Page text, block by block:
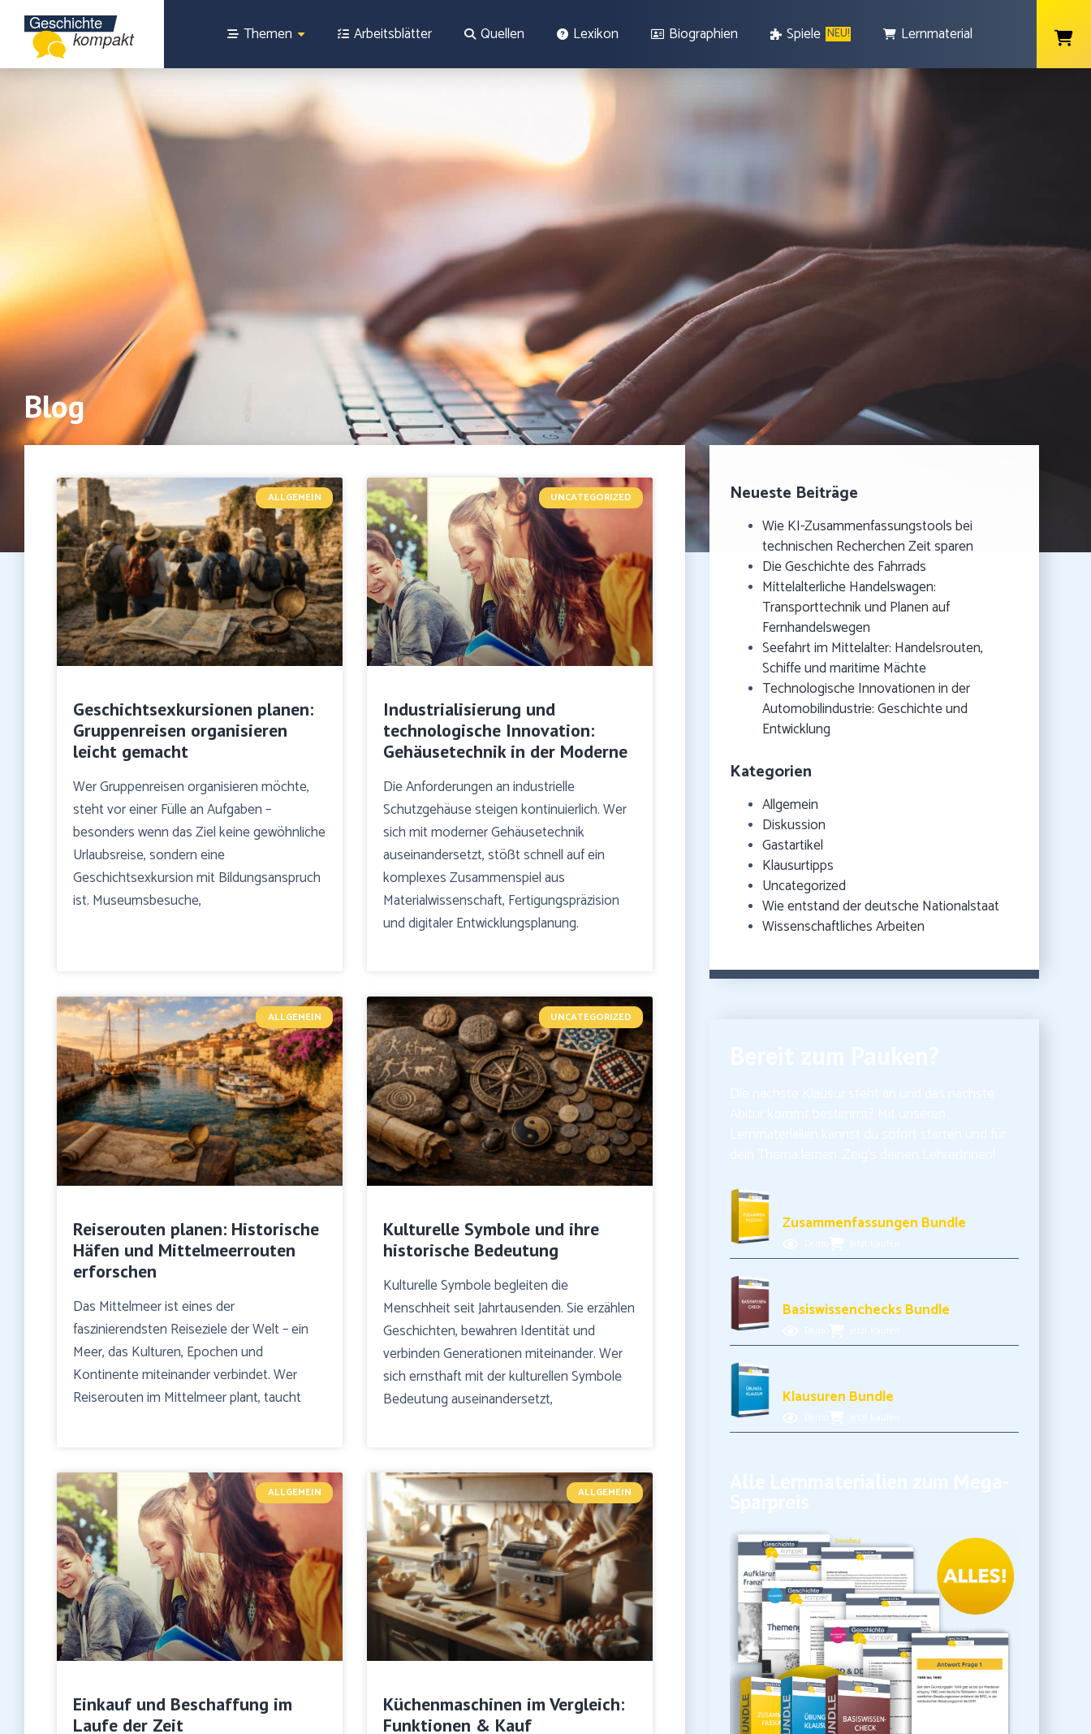
Themen Arbeitsblätter Quellen Lexikon Biographien Spiele NEU! Lernmaterial
Blog
ALLGEMEIN
Geschichtsexkursionen planen:
Gruppenreisen organisieren
leicht gemacht
Wer Gruppenreisen organisieren möchte,
steht vor einer Fülle an Aufgaben –
besonders wenn das Ziel keine gewöhnliche
Urlaubsreise, sondern eine
Geschichtsexkursion mit Bildungsanspruch
ist. Museumsbesuche,
UNCATEGORIZED
Industrialisierung und
technologische Innovation:
Gehäusetechnik in der Moderne
Die Anforderungen an industrielle
Schutzgehäuse steigen kontinuierlich. Wer
sich mit moderner Gehäusetechnik
auseinandersetzt, stößt schnell auf ein
komplexes Zusammenspiel aus
Materialwissenschaft, Fertigungspräzision
und digitaler Entwicklungsplanung.
ALLGEMEIN
Reiserouten planen: Historische
Häfen und Mittelmeerrouten
erforschen
Das Mittelmeer ist eines der
faszinierendsten Reiseziele der Welt – ein
Meer, das Kulturen, Epochen und
Kontinente miteinander verbindet. Wer
Reiserouten im Mittelmeer plant, taucht
UNCATEGORIZED
Kulturelle Symbole und ihre
historische Bedeutung
Kulturelle Symbole begleiten die
Menschheit seit Jahrtausenden. Sie erzählen
Geschichten, bewahren Identität und
verbinden Generationen miteinander. Wer
sich ernsthaft mit der kulturellen Symbole
Bedeutung auseinandersetzt,
ALLGEMEIN
Einkauf und Beschaffung im
Laufe der Zeit
ALLGEMEIN
Küchenmaschinen im Vergleich:
Funktionen & Kauf
Neueste Beiträge
Wie KI-Zusammenfassungstools bei
technischen Recherchen Zeit sparen
Die Geschichte des Fahrrads
Mittelalterliche Handelswagen:
Transporttechnik und Planen auf
Fernhandelswegen
Seefahrt im Mittelalter: Handelsrouten,
Schiffe und maritime Mächte
Technologische Innovationen in der
Automobilindustrie: Geschichte und
Entwicklung
Kategorien
Allgemein
Diskussion
Gastartikel
Klausurtipps
Uncategorized
Wie entstand der deutsche Nationalstaat
Wissenschaftliches Arbeiten
Zusammenfassungen Bundle
Basiswissenchecks Bundle
Klausuren Bundle